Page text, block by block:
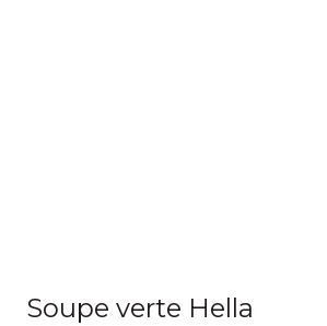
Soupe verte Hella